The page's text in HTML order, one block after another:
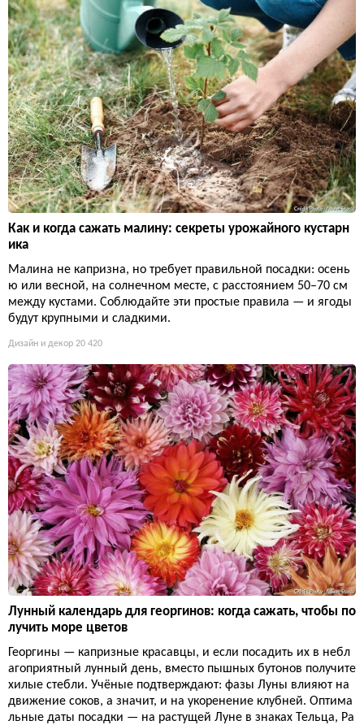
Как и когда сажать малину: секреты урожайного кустарн
ика
Малина не капризна, но требует правильной посадки: осень
ю или весной, на солнечном месте, с расстоянием 50–70 см
между кустами. Соблюдайте эти простые правила — и ягоды
будут крупными и сладкими.
Дизайн и декор 20 420
Лунный календарь для георгинов: когда сажать, чтобы по
лучить море цветов
Георгины — капризные красавцы, и если посадить их в небл
агоприятный лунный день, вместо пышных бутонов получите
хилые стебли. Учёные подтверждают: фазы Луны влияют на
движение соков, а значит, и на укоренение клубней. Оптима
льные даты посадки — на растущей Луне в знаках Тельца, Ра